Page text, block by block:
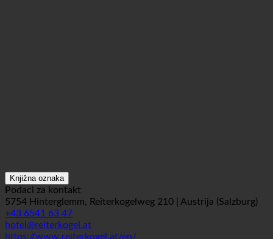
Knjižna oznaka
Podaci za kontakt
5754 Hinterglemm, Reiterkogelweg 210 | Austrija (Salzburg)
+43 6541 63 47
hotel@reiterkogel.at
https://www.reiterkogel.at/en/